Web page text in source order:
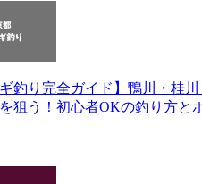
ギ釣り完全ガイド】鴨川・桂
狙う！初心者OKの釣り方と